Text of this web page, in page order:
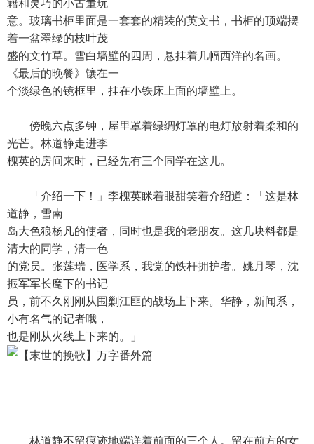
籍和灵巧的小古董玩
意。玻璃书柜里面是一套套的精装的英文书，书柜的顶端摆
着一盆翠绿的枝叶茂
盛的文竹草。雪白墙壁的四周，悬挂着几幅西洋的名画。
《最后的晚餐》镶在一
个淡绿色的镜框里，挂在小铁床上面的墙壁上。
傍晚六点多钟，屋里罩着绿绸灯罩的电灯放射着柔和的
光芒。林道静走进李
槐英的房间来时，已经先有三个同学在这儿。
「介绍一下！」李槐英眯着眼甜笑着介绍道：「这是林
道静，雪南
岛大色狼杨凡的使者，同时也是我的老朋友。这几块料都是
清大的同学，清一色
的党员。张莲瑞，医学系，我党的铁杆拥护者。姚月琴，沈
振军军长麾下的书记
员，前不久刚刚从围剿江匪的战场上下来。华静，新闻系，
小有名气的记者哦，
也是刚从火线上下来的。」
林道静不留痕迹地端详着前面的三个人。留在前方的女